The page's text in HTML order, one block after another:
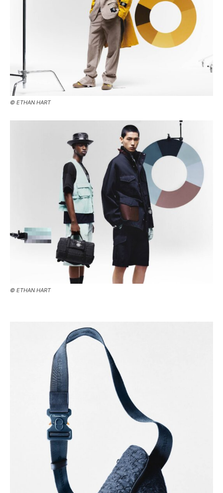
© ETHAN HART
© ETHAN HART